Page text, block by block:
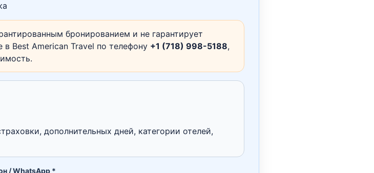
бронированием и не гарантирует
в Best American Travel по телефону +1 (718) 998-5188,
дополнительных дней, категории отелей,
/ WhatsApp *